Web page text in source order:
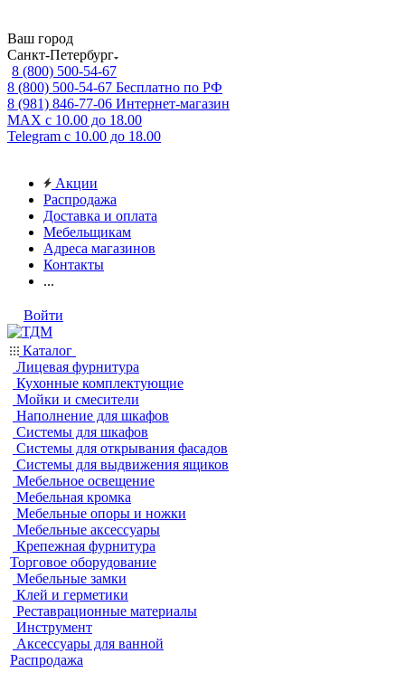
Ваш город
Санкт-Петербург
8 (800) 500-54-67
8 (800) 500-54-67 Бесплатно по РФ
8 (981) 846-77-06 Интернет-магазин
MAX с 10.00 до 18.00
Telegram с 10.00 до 18.00
Акции
Распродажа
Доставка и оплата
Мебельщикам
Адреса магазинов
Контакты
...
Войти
Каталог
Лицевая фурнитура
Кухонные комплектующие
Мойки и смесители
Наполнение для шкафов
Системы для шкафов
Системы для открывания фасадов
Системы для выдвижения ящиков
Мебельное освещение
Мебельная кромка
Мебельные опоры и ножки
Мебельные аксессуары
Крепежная фурнитура
Торговое оборудование
Мебельные замки
Клей и герметики
Реставрационные материалы
Инструмент
Аксессуары для ванной
Распродажа